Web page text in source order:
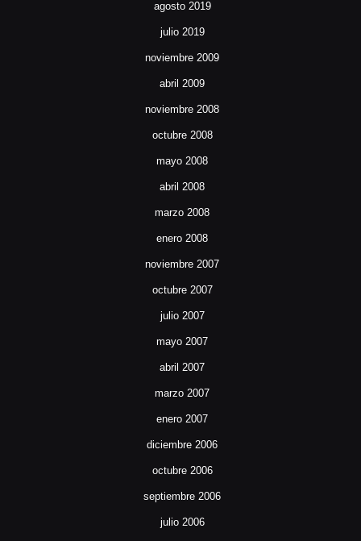
agosto 2019
julio 2019
noviembre 2009
abril 2009
noviembre 2008
octubre 2008
mayo 2008
abril 2008
marzo 2008
enero 2008
noviembre 2007
octubre 2007
julio 2007
mayo 2007
abril 2007
marzo 2007
enero 2007
diciembre 2006
octubre 2006
septiembre 2006
julio 2006